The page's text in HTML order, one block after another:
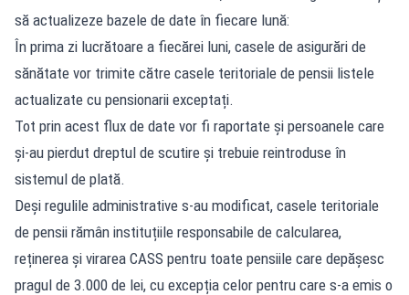
să actualizeze bazele de date în fiecare lună:
În prima zi lucrătoare a fiecărei luni, casele de asigurări de
sănătate vor trimite către casele teritoriale de pensii listele
actualizate cu pensionarii exceptați.
Tot prin acest flux de date vor fi raportate și persoanele care
și-au pierdut dreptul de scutire și trebuie reintroduse în
sistemul de plată.
Deși regulile administrative s-au modificat, casele teritoriale
de pensii rămân instituțiile responsabile de calcularea,
reținerea și virarea CASS pentru toate pensiile care depășesc
pragul de 3.000 de lei, cu excepția celor pentru care s-a emis o